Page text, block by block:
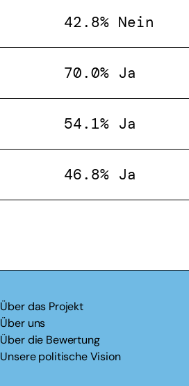
42.8% Nein
70.0% Ja
54.1% Ja
46.8% Ja
Über das Projekt
Über uns
Über die Bewertung
Unsere politische Vision